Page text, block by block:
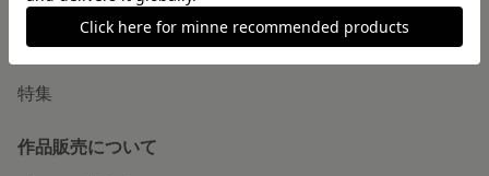
ショップをさがす
特集
作品販売について